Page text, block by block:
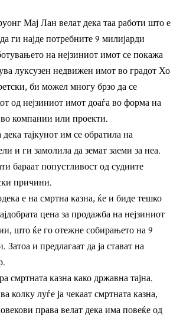
Мај Лан велат дека таа работи што е
ги најде потребните 9 милијарди
на нејзиниот имот се покажа
луксузен недвижен имот во градот Хо
би можел многу брзо да се
од нејзиниот имот доаѓа во форма на
компании или проекти.
дека тајкунот им се обратила на
и ги замолила да земат заеми за неа.
бараат попустливост од судиите
причини.
е на смртна казна, ќе и биде тешко
цена за продажба на нејзиниот
што ќе го отежне собирањето на 9
Затоа и предлагаат да ја стават на
смртната казна како државна тајна.
колку луѓе ја чекаат смртната казна,
права велат дека има повеќе од